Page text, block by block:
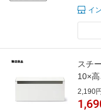
イ
スチ
10×
2,190